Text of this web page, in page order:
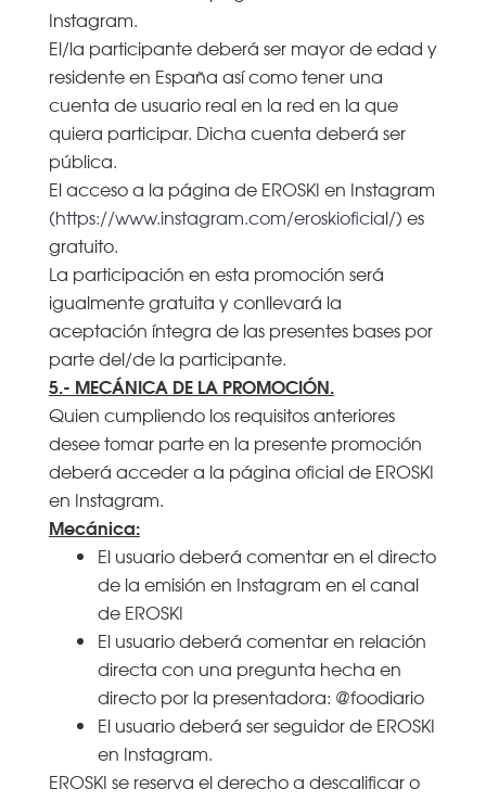
Instagram.
El/la participante deberá ser mayor de edad y
residente en España así como tener una
cuenta de usuario real en la red en la que
quiera participar. Dicha cuenta deberá ser
pública.
El acceso a la página de EROSKI en Instagram
(https://www.instagram.com/eroskioficial/) es
gratuito.
La participación en esta promoción será
igualmente gratuita y conllevará la
aceptación íntegra de las presentes bases por
parte del/de la participante.
5.- MECÁNICA DE LA PROMOCIÓN.
Quien cumpliendo los requisitos anteriores
desee tomar parte en la presente promoción
deberá acceder a la página oficial de EROSKI
en Instagram.
Mecánica:
El usuario deberá comentar en el directo
de la emisión en Instagram en el canal
de EROSKI
El usuario deberá comentar en relación
directa con una pregunta hecha en
directo por la presentadora: @foodiario
El usuario deberá ser seguidor de EROSKI
en Instagram.
EROSKI se reserva el derecho a descalificar o